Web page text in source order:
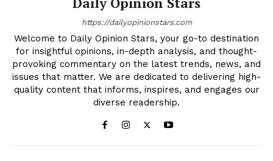
https://dailyopinionstars.com
Welcome to Daily Opinion Stars, your go-to destination
for insightful opinions, in-depth analysis, and thought-
provoking commentary on the latest trends, news, and
issues that matter. We are dedicated to delivering high-
quality content that informs, inspires, and engages our
diverse readership.